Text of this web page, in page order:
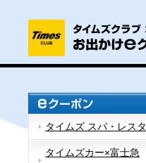
タイムズ スパ・レスタ
タイムズカー×富士急